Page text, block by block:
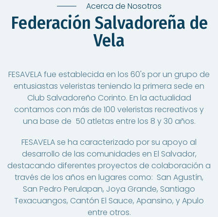
Acerca de Nosotros
Federación Salvadoreña de
Vela
FESAVELA fue establecida en los 60's por un grupo de
entusiastas veleristas teniendo la primera sede en
Club Salvadoreño Corinto. En la actualidad
contamos con más de 100 veleristas recreativos y
una base de 50 atletas entre los 8 y 30 años.
FESAVELA se ha caracterizado por su apoyo al
desarrollo de las comunidades en El Salvador,
destacando diferentes proyectos de colaboración a
través de los años en lugares como: San Agustín,
San Pedro Perulapan, Joya Grande, Santiago
Texacuangos, Cantón El Sauce, Apansino, y Apulo
entre otros.